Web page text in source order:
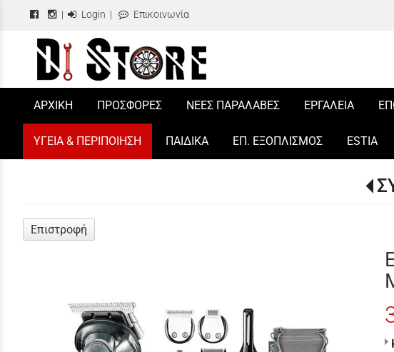
| Login | Επικοινωνία
/
ΑΡΧΙΚΗ ΠΡΟΣΦΟΡΕΣ ΝΕΕΣ ΠΑΡΑΛΑΒΕΣ ΕΡΓΑΛΕΙΑ
ΥΓΕΙΑ & ΠΕΡΙΠΟΙΗΣΗ ΠΑΙΔΙΚΑ ΕΠ. ΕΞΟΠΛΙΣΜΟΣ ESTIA
Επιστροφή